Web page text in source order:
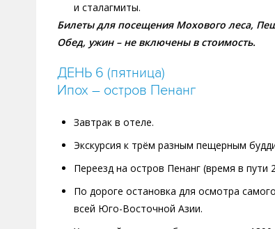
и сталагмиты.
Билеты для посещения Мохового леса,
Обед, ужин – не включены в стоимость.
ДЕНЬ 6 (пятница)
Ипох – остров Пенанг
Завтрак в отеле.
Экскурсия к трём разным пещерным
Переезд на остров Пенанг (время в пути
По дороге остановка для осмотра
всей Юго-Восточной Азии.